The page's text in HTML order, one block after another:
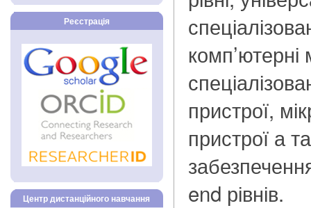
Реєстрація
Центр дистанційного навчання
комп’ютерні
пристрої,
пристрої а
end рівнів.